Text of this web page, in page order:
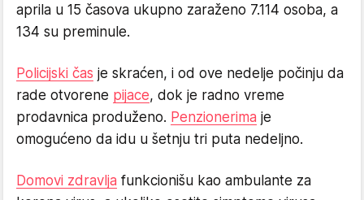
aprila u 15 časova ukupno zaraženo 7.114 osoba, a
134 su preminule.
Policijski čas je skraćen, i od ove nedelje počinju da
rade otvorene pijace, dok je radno vreme
prodavnica produženo. Penzionerima je
omogućeno da idu u šetnju tri puta nedeljno.
Domovi zdravlja funkcionišu kao ambulante za